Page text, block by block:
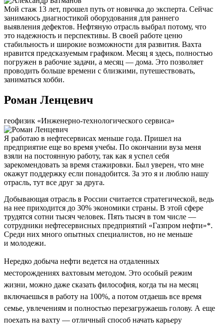
Мой стаж 13 лет, прошел путь от новичка до эксперта. Сейчас
занимаюсь диагностикой оборудования для раннего
выявления дефектов. Нефтяную отрасль выбрал потому, что
это надежность и перспективы. В своей работе ценю
стабильность и широкие возможности для развития. Вахта
нравится предсказуемым графиком. Месяц я здесь, полностью
погружен в рабочие задачи, а месяц — дома. Это позволяет
проводить больше времени с близкими, путешествовать,
заниматься хобби.
Роман Ленцевич
геофизик «Инженерно-технологического сервиса»
Я работаю в нефтесервисах меньше года. Пришел на
предприятие еще во время учебы. По окончании вуза меня
взяли на постоянную работу, так как я успел себя
зарекомендовать за время стажировки. Был уверен, что мне
окажут поддержку если понадобится. За это я и люблю нашу
отрасль, тут все друг за друга.
Добывающая отрасль в России считается стратегической, ведь
на нее приходится до 30% экономики страны. В этой сфере
трудятся сотни тысяч человек. Пять тысяч в том числе —
сотрудники нефтесервисных предприятий «Газпром нефти»*.
Среди них много опытных специалистов, но не меньше
и молодежи.
Нередко добыча нефти ведется на отдаленных
месторождениях вахтовым методом. Это особый режим
жизни, можно даже сказать философия, когда ты на месяц
включаешься в работу на 100%, а потом отдаешь все время
семье, увлечениям и полностью перезагружаешь голову. А еще
поехать на вахту — отличный способ начать карьеру